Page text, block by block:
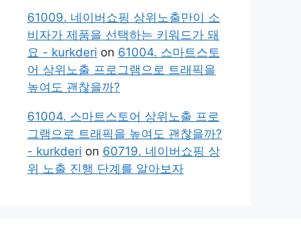
61009. 네이버쇼핑 상위노출만이 소
비자가 제품을 선택하는 키워드가 돼
요 - kurkderi on 61004. 스마트스토
어 상위노출 프로그램으로 트래픽을
높여도 괜찮을까?
61004. 스마트스토어 상위노출 프로
그램으로 트래픽을 높여도 괜찮을까?
- kurkderi on 60719. 네이버쇼핑 상
위 노출 진행 단계를 알아보자